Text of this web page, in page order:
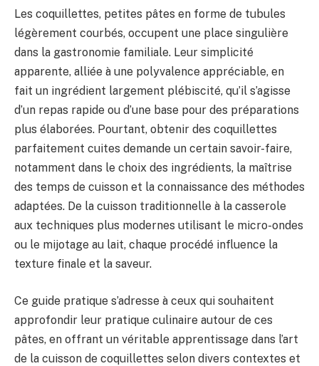
Les coquillettes, petites pâtes en forme de tubules
légèrement courbés, occupent une place singulière
dans la gastronomie familiale. Leur simplicité
apparente, alliée à une polyvalence appréciable, en
fait un ingrédient largement plébiscité, qu’il s’agisse
d’un repas rapide ou d’une base pour des préparations
plus élaborées. Pourtant, obtenir des coquillettes
parfaitement cuites demande un certain savoir-faire,
notamment dans le choix des ingrédients, la maîtrise
des temps de cuisson et la connaissance des méthodes
adaptées. De la cuisson traditionnelle à la casserole
aux techniques plus modernes utilisant le micro-ondes
ou le mijotage au lait, chaque procédé influence la
texture finale et la saveur.
Ce guide pratique s’adresse à ceux qui souhaitent
approfondir leur pratique culinaire autour de ces
pâtes, en offrant un véritable apprentissage dans l’art
de la cuisson de coquillettes selon divers contextes et